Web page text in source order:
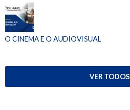
O CINEMA E O AUDIOVISUAL
VER TODOS